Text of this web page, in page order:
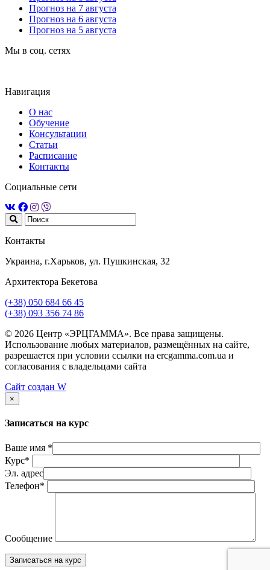
Прогноз на 7 августа
Прогноз на 6 августа
Прогноз на 5 августа
Мы в соц. сетях
Навигация
О нас
Обучение
Консультации
Статьи
Расписание
Контакты
Социальные сети
Контакты
Украина, г.Харьков, ул. Пушкинская, 32
Архитектора Бекетова
(+38) 050 684 66 45
(+38) 093 356 74 86
© 2026 Центр «ЭРЦГАММА». Все права защищены.
Использование любых материалов, размещённых на сайте,
разрешается при условии ссылки на ercgamma.com.ua и
согласования с владельцами сайта
Сайт создан W
×
Записаться на курс
Ваше имя *
Курс*
Эл. адрес
Телефон*
Сообщение